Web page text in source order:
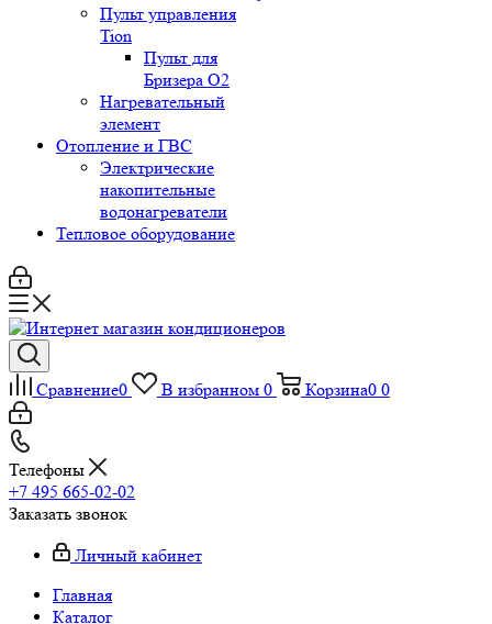
Пульт управления
Tion
Пульт для
Бризера O2
Нагревательный
элемент
Отопление и ГВС
Электрические
накопительные
водонагреватели
Тепловое оборудование
Сравнение0 В избранном 0 Корзина0 0
Телефоны
+7 495 665-02-02
Заказать звонок
Личный кабинет
Главная
Каталог